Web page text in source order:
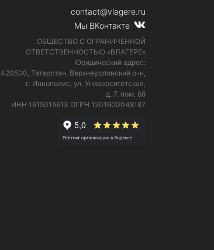
contact@vlagere.ru
Мы ВКонтакте
ОБЩЕСТВО С ОГРАНИЧЕННОЙ
ОТВЕТСТВЕННОСТЬЮ «ВЛАГЕРЕ»
Юридический адрес:
420500, Татарстан, Верхнеуслонский р-н,
г. Иннополис, ул. Университетская,
д. 7, пом. 68
ИНН 1615015613 ОГРН 1201600048187